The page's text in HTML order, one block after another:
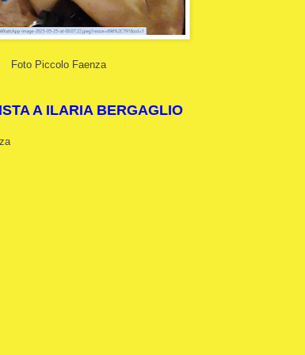
Foto Piccolo Faenza
A ILARIA BERGAGLIO